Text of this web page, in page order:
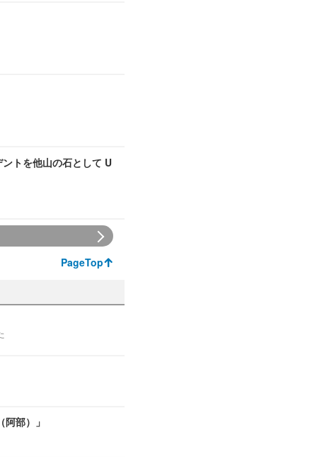
トを他山の石として U
PageTop
部）」